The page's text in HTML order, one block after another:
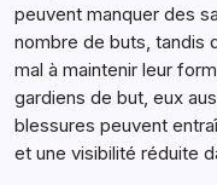
peuvent manquer des
nombre de buts, tandis
mal à maintenir leur
gardiens de but, eux
blessures peuvent
et une visibilité réduite